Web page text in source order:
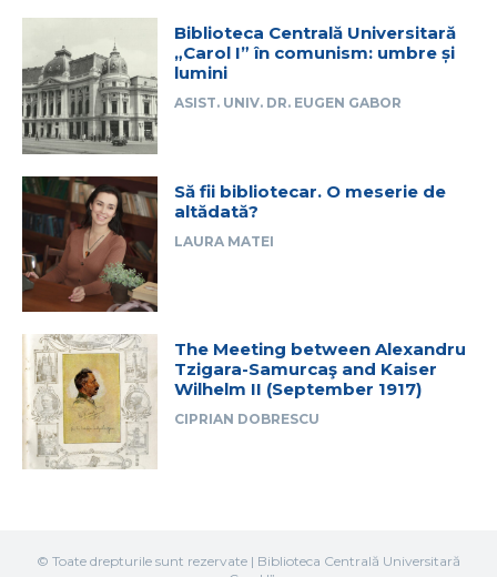
Biblioteca Centrală Universitară
„Carol I” în comunism: umbre și
lumini
ASIST. UNIV. DR. EUGEN GABOR
Să fii bibliotecar. O meserie de
altădată?
LAURA MATEI
The Meeting between Alexandru
Tzigara-Samurcaş and Kaiser
Wilhelm II (September 1917)
CIPRIAN DOBRESCU
© Toate drepturile sunt rezervate | Biblioteca Centrală Universitară